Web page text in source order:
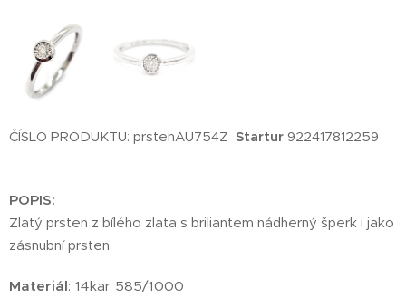
ČÍSLO PRODUKTU: prstenAU754Z Startur 922417812259
POPIS:
Zlatý prsten z bílého zlata s briliantem nádherný šperk i jako
zásnubní prsten.
Materiál: 14kar 585/1000